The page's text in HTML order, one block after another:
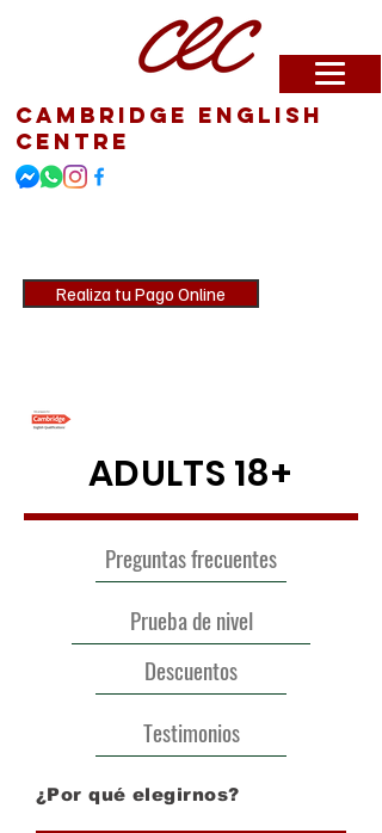
Cambridge English
Centre
Realiza tu Pago Online
ADULTS 18+
Preguntas frecuentes
Prueba de nivel
Descuentos
Testimonios
¿Por qué elegirnos?